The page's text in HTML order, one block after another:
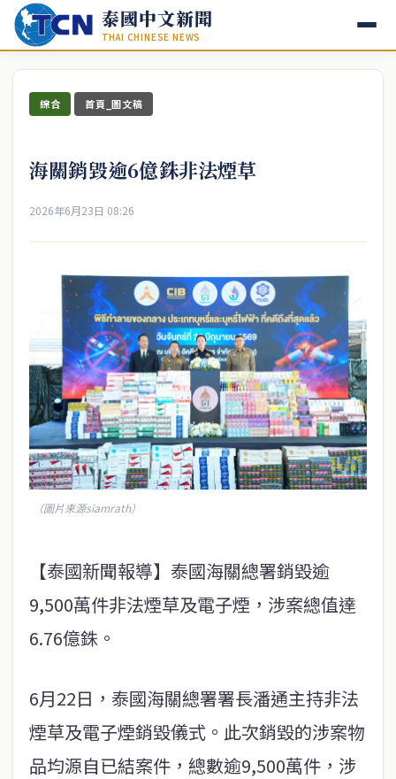
泰國中文新聞
THAI CHINESE NEWS
綜合 首頁_圖文稿
海關銷毀逾6億銖非法煙草
2026年6月23日 08:26
（圖片來源siamrath）
【泰國新聞報導】泰國海關總署銷毀逾
9,500萬件非法煙草及電子煙，涉案總值達
6.76億銖。
6月22日，泰國海關總署署長潘通主持非法
煙草及電子煙銷毀儀式。此次銷毀的涉案物
品均源自已結案件，總數逾9,500萬件，涉